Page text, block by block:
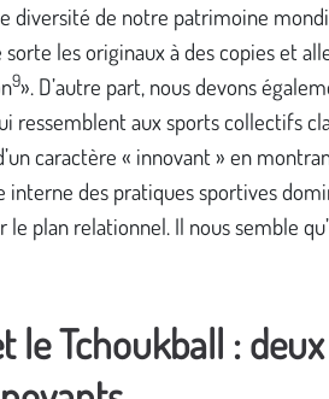
diversité de notre patrimoine
les originaux à des copies et
9». D’autre part, nous devons
ressemblent aux sports collectifs
caractère « innovant » en
interne des pratiques sportives
le plan relationnel. Il nous semble
le Tchoukball :